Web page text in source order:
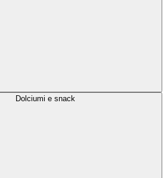
Dolciumi e snack